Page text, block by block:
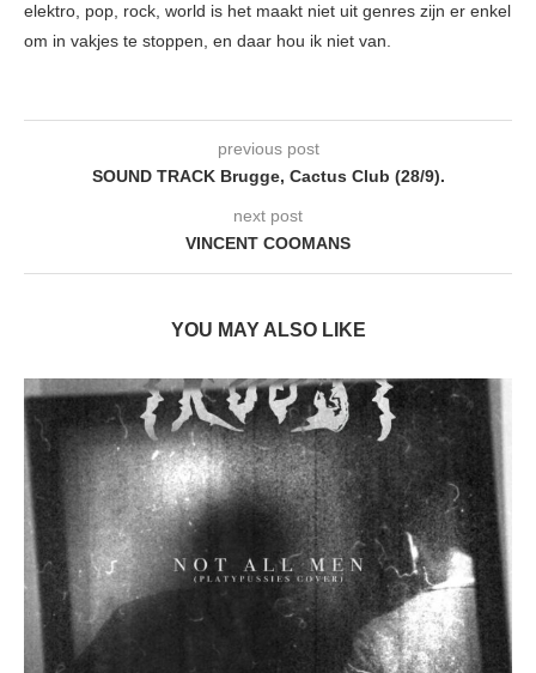
elektro, pop, rock, world is het maakt niet uit genres zijn er enkel
om in vakjes te stoppen, en daar hou ik niet van.
previous post
SOUND TRACK Brugge, Cactus Club (28/9).
next post
VINCENT COOMANS
YOU MAY ALSO LIKE